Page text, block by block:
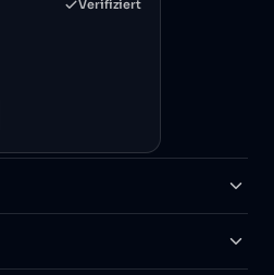
Verifiziert